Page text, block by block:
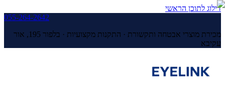
דילוג לתוכן הראשי
055-264-2642
מכירת מוצרי אבטחה ותקשורת · התקנות מקצועיות ·
בלפור 195, אור
עקיבא